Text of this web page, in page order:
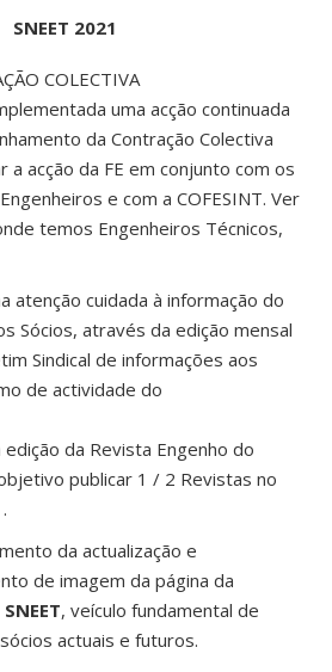
SNEET 2021
COLECTIVA
uma acção continuada
da Contração Colectiva
a acção da FE em conjunto com os
e com a COFESINT. Ver
temos Engenheiros Técnicos,
atenção cuidada à informação do
Sócios, através da edição mensal
Sindical de informações aos
de actividade do
da Revista Engenho do
publicar 1 / 2 Revistas no
da actualização e
de imagem da página da
SNEET, veículo fundamental de
actuais e futuros.